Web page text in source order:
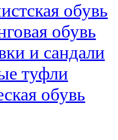
обувь
обувь
и сандали
туфли
обувь